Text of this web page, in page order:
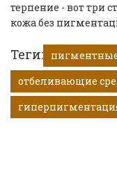
терпение - вот три
кожа без
Теги:
отбеливающие